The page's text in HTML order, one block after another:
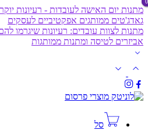
מתנות יום האישה לעובדות - רעיונות
גאדג'טים ממותגים אפקטיביים לעסקים
מתנות לצוות עובדים: רעיונות שיגרמו
אביזרים לטיסה ומתנות ממותגות
סל